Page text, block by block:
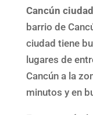
Cancún ciudad
barrio de
ciudad tiene
lugares de
Cancún a la
minutos y en